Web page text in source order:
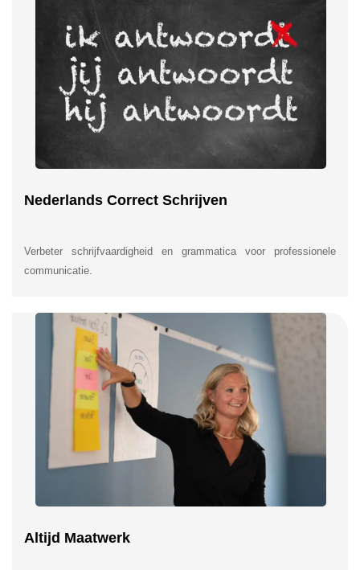
Nederlands Correct Schrijven
Verbeter schrijfvaardigheid en grammatica voor professionele
communicatie.
Altijd Maatwerk